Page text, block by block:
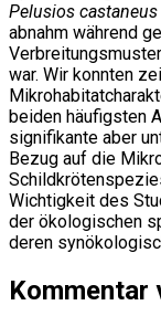
Pelusios castaneus
abnahm während
war. Wir konnten
beiden häufigsten
signifikante aber
Bezug auf die
Wichtigkeit des
der ökologischen
deren
Kommentar